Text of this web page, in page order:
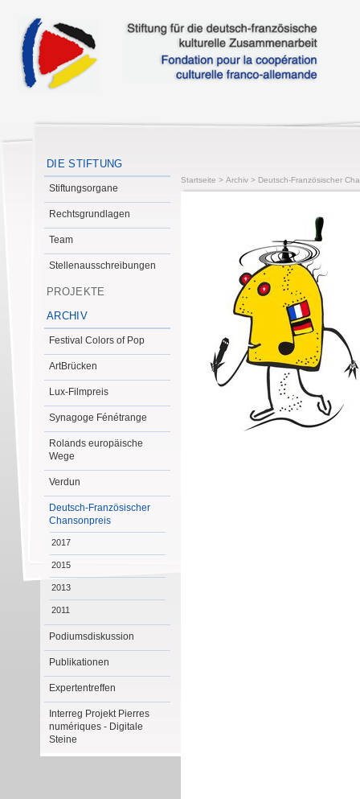
DIE STIFTUNG
Stiftungsorgane
Rechtsgrundlagen
Team
Stellenausschreibungen
PROJEKTE
ARCHIV
Festival Colors of Pop
ArtBrücken
Lux-Filmpreis
Synagoge Fénétrange
Rolands europäische
Wege
Verdun
Deutsch-Französischer
Chansonpreis
2017
2015
2013
2011
Podiumsdiskussion
Publikationen
Expertentreffen
Interreg Projekt Pierres
numériques - Digitale
Steine
Startseite > Archiv > Deutsch-Französischer